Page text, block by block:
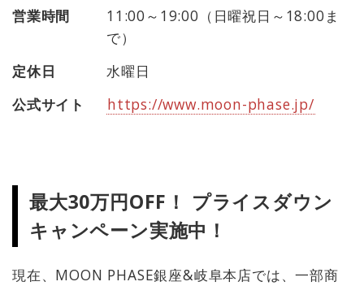
営業時間
11:00～19:00（日曜祝日～18:00ま
で）
定休日
水曜日
公式サイト
https://www.moon-phase.jp/
最大30万円OFF！ プライスダウン
キャンペーン実施中！
現在、MOON PHASE銀座&岐阜本店では、一部商